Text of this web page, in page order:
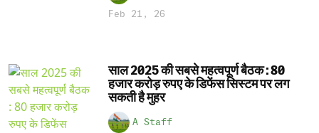
Feb 21, 26
साल 2025 की सबसे महत्वपूर्ण बैठक : 80
हजार करोड़ रुपए के डिफेंस सिस्टम पर लग
सकती है मुहर
A Staff